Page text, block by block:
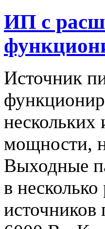
ИП с
Источник
мощности,
Выходные
в